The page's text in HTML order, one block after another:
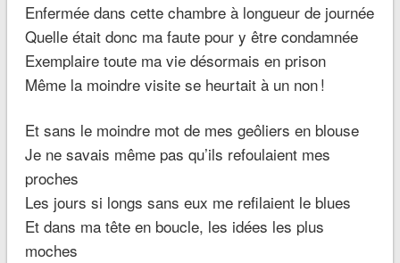
Enfermée dans cette chambre à longueur de journée
Quelle était donc ma faute pour y être condamnée
Exemplaire toute ma vie désormais en prison
Même la moindre visite se heurtait à un non !
Et sans le moindre mot de mes geôliers en blouse
Je ne savais même pas qu’ils refoulaient mes
proches
Les jours si longs sans eux me refilaient le blues
Et dans ma tête en boucle, les idées les plus
moches